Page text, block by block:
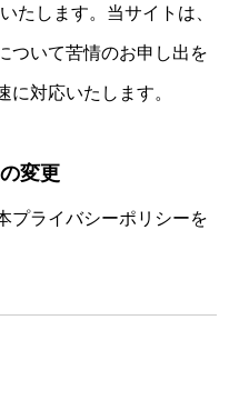
たします。当サイトは、
ついて苦情のお申し出を
に対応いたします。
変更
プライバシーポリシーを